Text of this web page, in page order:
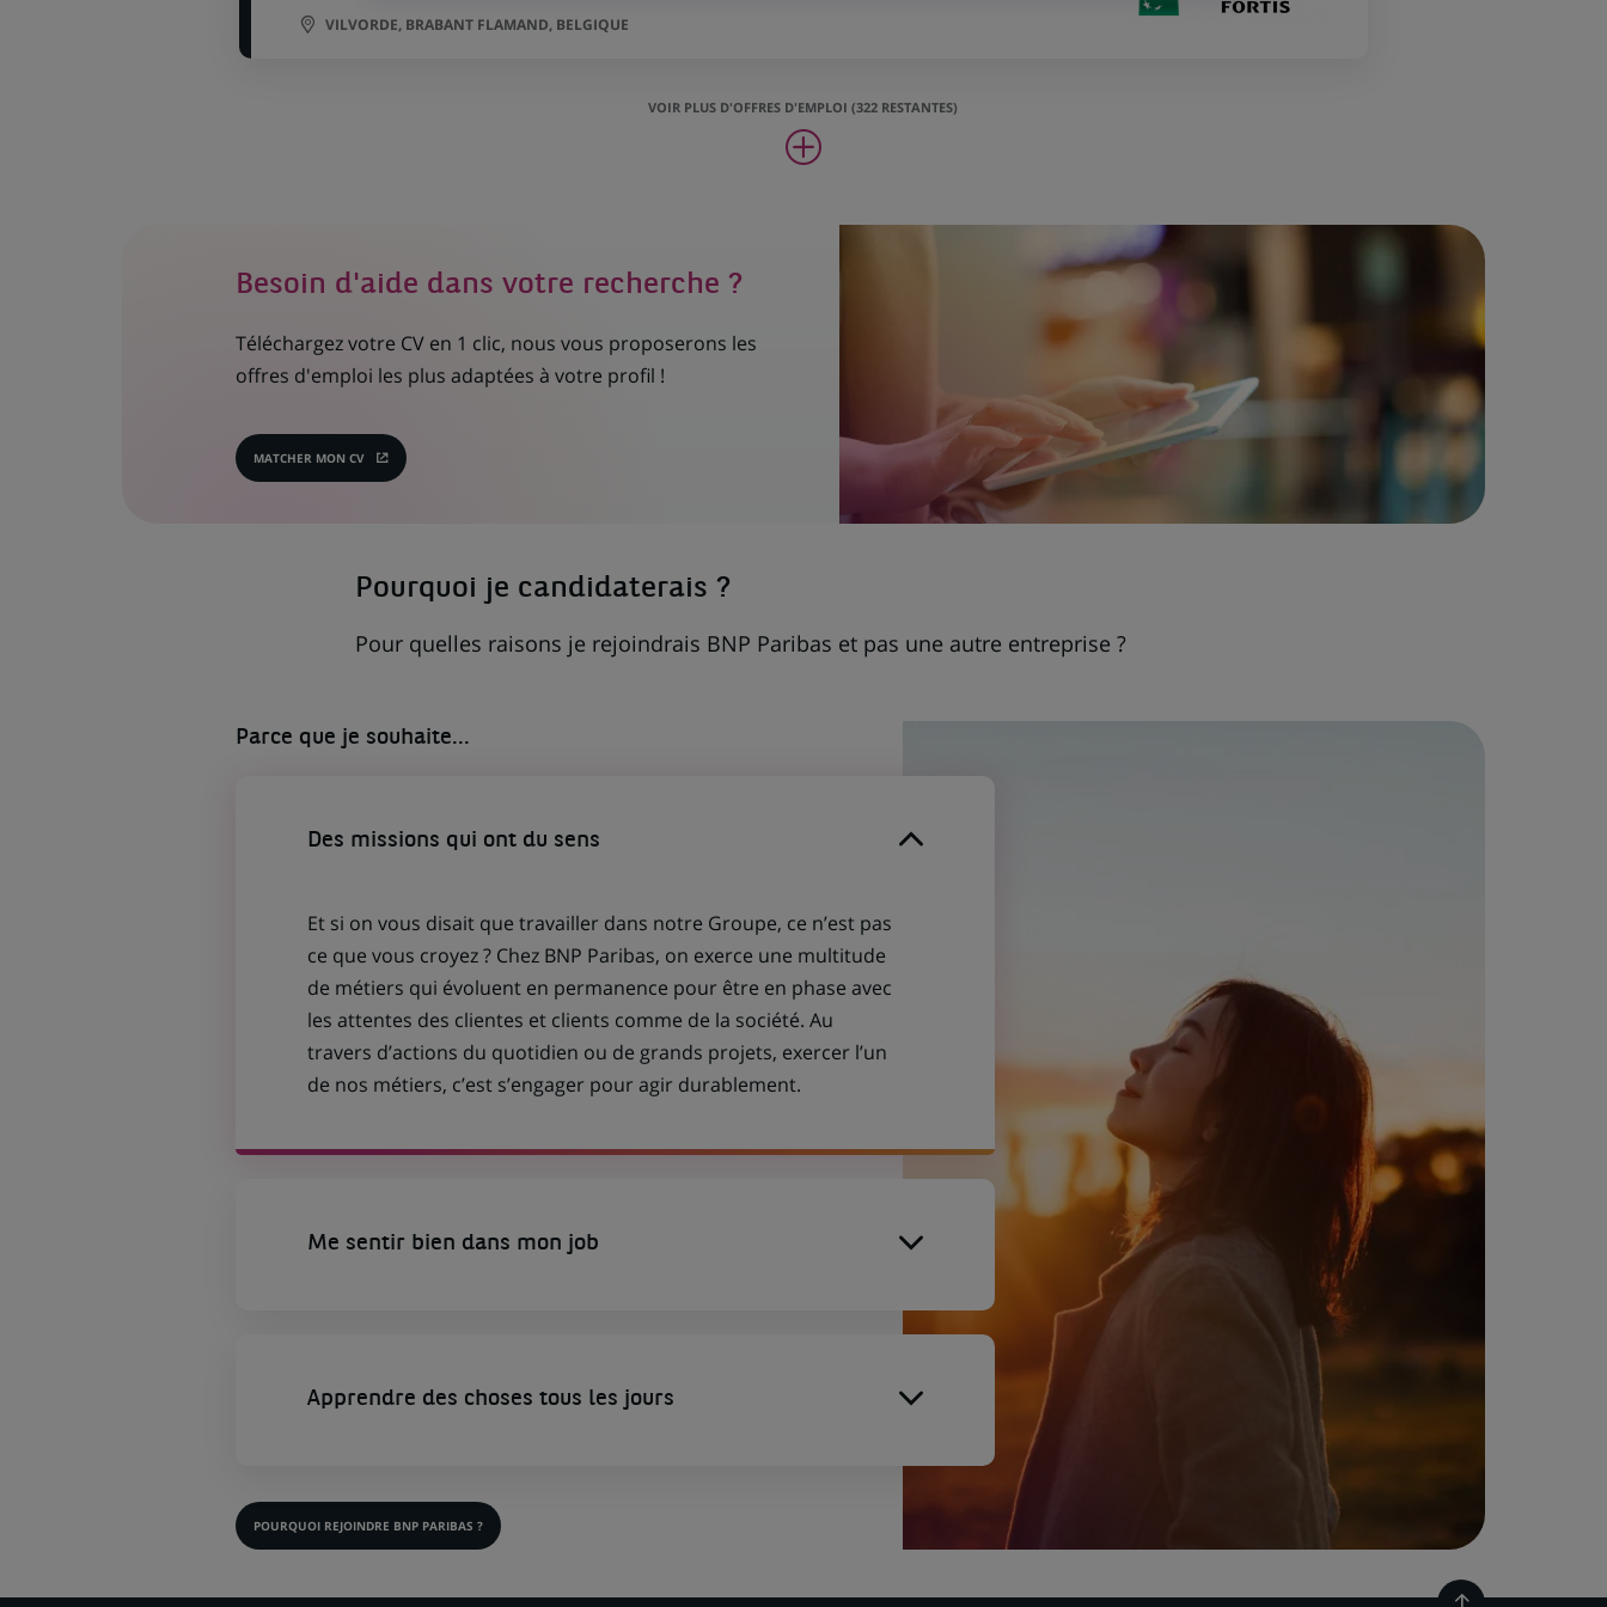
VILVORDE, BRABANT FLAMAND, BELGIQUE
VOIR PLUS D'OFFRES D'EMPLOI (322 RESTANTES)
Besoin d'aide dans votre recherche ?
Téléchargez votre CV en 1 clic, nous vous proposerons les
offres d'emploi les plus adaptées à votre profil !
MATCHER MON CV
(CE
Pourquoi je candidaterais ?
Pour quelles raisons je rejoindrais BNP Paribas et pas une autre entreprise ?
Parce que je souhaite...
Des missions qui ont du sens
Et si on vous disait que travailler dans notre Groupe, ce n’est pas
ce que vous croyez ? Chez BNP Paribas, on exerce une multitude
de métiers qui évoluent en permanence pour être en phase avec
les attentes des clientes et clients comme de la société. Au
travers d’actions du quotidien ou de grands projets, exercer l’un
de nos métiers, c’est s’engager pour agir durablement.
Me sentir bien dans mon job
Apprendre des choses tous les jours
POURQUOI REJOINDRE BNP PARIBAS ?